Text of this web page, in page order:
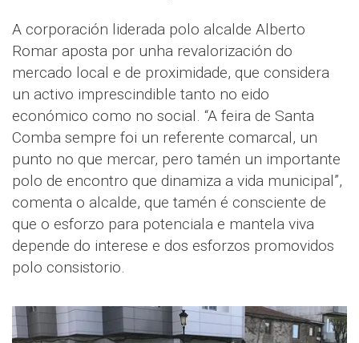
A corporación liderada polo alcalde Alberto
Romar aposta por unha revalorización do
mercado local e de proximidade, que considera
un activo imprescindible tanto no eido
económico como no social. “A feira de Santa
Comba sempre foi un referente comarcal, un
punto no que mercar, pero tamén un importante
polo de encontro que dinamiza a vida municipal”,
comenta o alcalde, que tamén é consciente de
que o esforzo para potenciala e mantela viva
depende do interese e dos esforzos promovidos
polo consistorio.